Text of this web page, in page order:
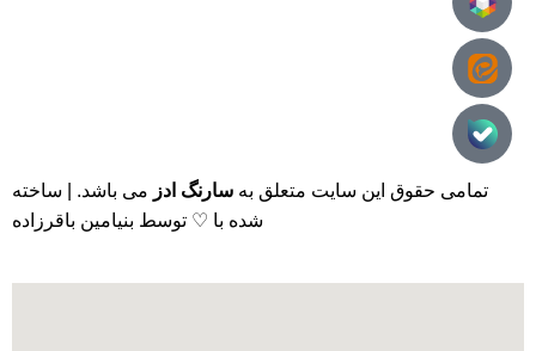
تمامی حقوق این سایت متعلق به سارنگ ادز می باشد. | ساخته
شده با ♡ توسط بنیامین باقرزاده